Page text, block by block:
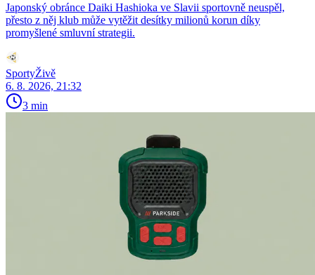
Japonský obránce Daiki Hashioka ve Slavii sportovně neuspěl,
přesto z něj klub může vytěžit desítky milionů korun díky
promyšlené smluvní strategii.
SportyŽivě
6. 8. 2026, 21:32
3 min